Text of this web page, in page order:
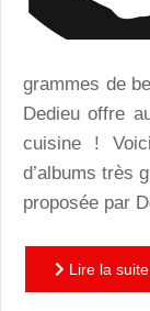
grammes de
Dedieu offre
cuisine !
d’albums très
proposée par
Lire la